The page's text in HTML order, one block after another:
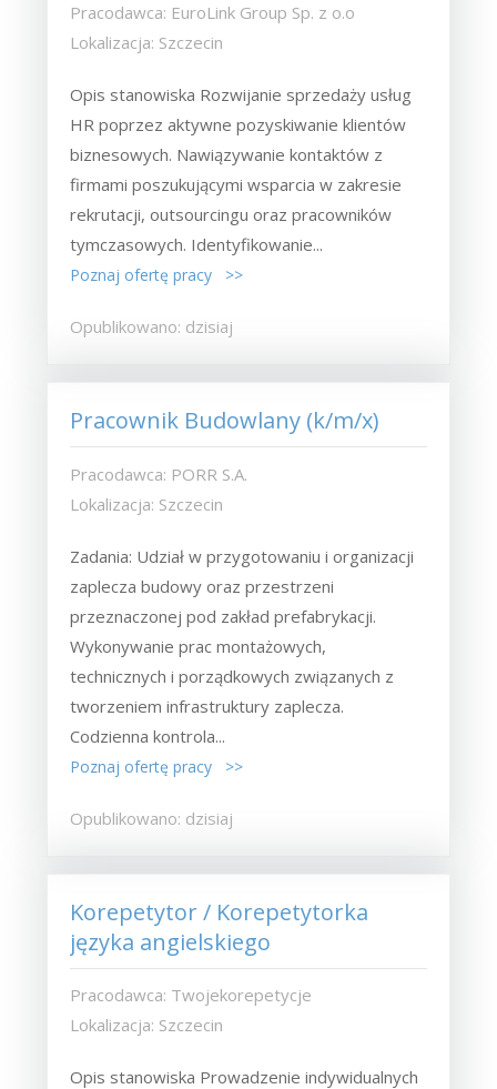
Pracodawca: EuroLink Group Sp. z o.o
Lokalizacja: Szczecin
Opis stanowiska Rozwijanie sprzedaży usług
HR poprzez aktywne pozyskiwanie klientów
biznesowych. Nawiązywanie kontaktów z
firmami poszukującymi wsparcia w zakresie
rekrutacji, outsourcingu oraz pracowników
tymczasowych. Identyfikowanie...
Poznaj ofertę pracy >>
Opublikowano: dzisiaj
Pracownik Budowlany (k/m/x)
Pracodawca: PORR S.A.
Lokalizacja: Szczecin
Zadania: Udział w przygotowaniu i organizacji
zaplecza budowy oraz przestrzeni
przeznaczonej pod zakład prefabrykacji.
Wykonywanie prac montażowych,
technicznych i porządkowych związanych z
tworzeniem infrastruktury zaplecza.
Codzienna kontrola...
Poznaj ofertę pracy >>
Opublikowano: dzisiaj
Korepetytor / Korepetytorka
języka angielskiego
Pracodawca: Twojekorepetycje
Lokalizacja: Szczecin
Opis stanowiska Prowadzenie indywidualnych